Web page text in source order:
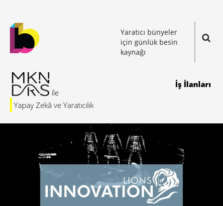
Yaratıcı bünyeler
için günlük besin
kaynağı
Yapay Zekâ ve Yaratıcılık
İş İlanları